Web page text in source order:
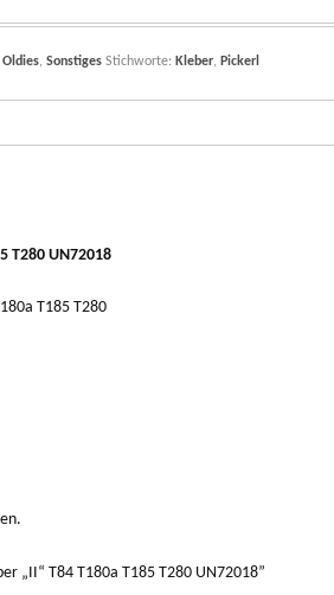
Oldies, Sonstiges Stichworte: Kleber, Pickerl
T280 UN72018
T185 T280
„II“ T84 T180a T185 T280 UN72018”